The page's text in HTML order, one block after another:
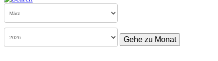
Gehe zu Monat